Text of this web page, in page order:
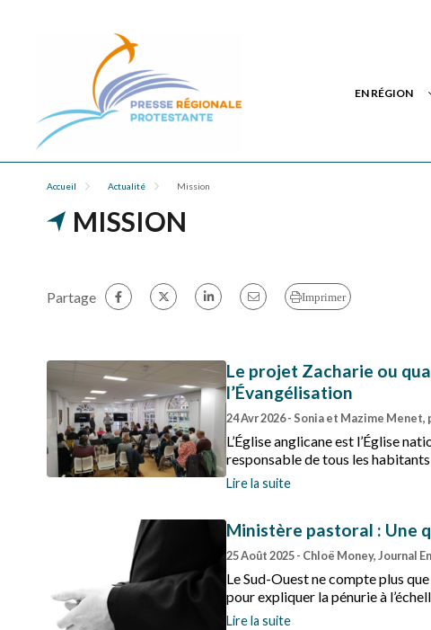
EN RÉGION
Accueil Actualité Mission
MISSION
Partage Imprimer
Le projet Zacharie ou
l’Évangélisation
24 Avr 2026- Sonia et Mazime Menet,
L’Église anglicane est l’Église
responsable de tous les
Royaume-Uni, ce sont 94 % des
Lire la suite
Ministère pastoral : Une
25 Août 2025- Chloë Money, Journal
Le Sud-Ouest ne compte plus
pour expliquer la pénurie à
Lire la suite